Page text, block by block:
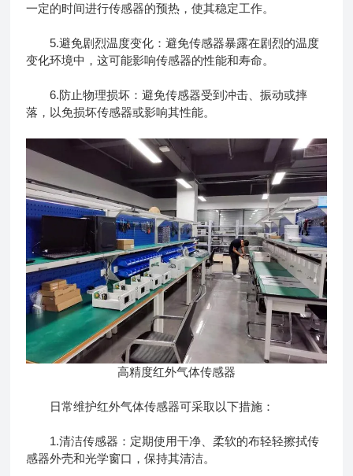
一定的时间进行传感器的预热，使其稳定工作。
5.避免剧烈温度变化：避免传感器暴露在剧烈的温度
变化环境中，这可能影响传感器的性能和寿命。
6.防止物理损坏：避免传感器受到冲击、振动或摔
落，以免损坏传感器或影响其性能。
高精度红外气体传感器
日常维护红外气体传感器可采取以下措施：
1.清洁传感器：定期使用干净、柔软的布轻轻擦拭传
感器外壳和光学窗口，保持其清洁。